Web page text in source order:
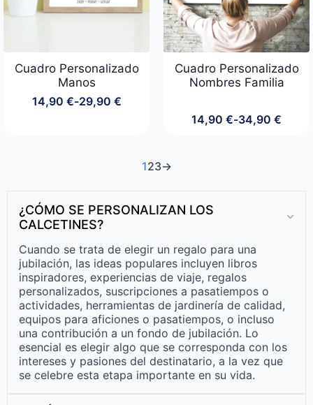
Cuadro Personalizado
Manos
14,90 €-29,90 €
Rango
Cuadro Personalizado
Nombres Familia
14,90 €-34,90 €
Rango
123→
¿CÓMO SE PERSONALIZAN LOS
CALCETINES?
Cuando se trata de elegir un regalo para una
jubilación, las ideas populares incluyen libros
inspiradores, experiencias de viaje, regalos
personalizados, suscripciones a pasatiempos o
actividades, herramientas de jardinería de calidad,
equipos para aficiones o pasatiempos, o incluso
una contribución a un fondo de jubilación. Lo
esencial es elegir algo que se corresponda con los
intereses y pasiones del destinatario, a la vez que
se celebre esta etapa importante en su vida.